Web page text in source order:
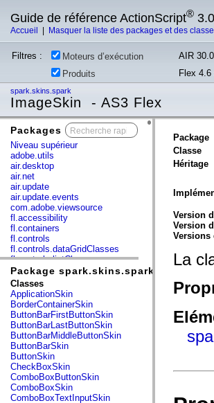
Guide de référence ActionScript®
Accueil Masquer la liste des packages et des
Filtres : Moteurs d’exécution
AIR
Produits
Flex
spark.skins.spark
ImageSkin - AS3 Flex
Packages
Niveau supérieur
adobe.utils
air.desktop
air.net
air.update
air.update.events
com.adobe.viewsource
fl.accessibility
fl.containers
fl.controls
fl.controls.dataGridClasses
fl.controls.listClasses
fl.controls.progressBarClasses
fl.core
fl.data
fl.display
fl.events
fl.ik
fl.lang
fl.livepreview
fl.managers
fl.motion
fl.motion.easing
fl.rsl
fl.text
Package spark.skins.spark
Classes
ApplicationSkin
BorderContainerSkin
ButtonBarFirstButtonSkin
ButtonBarLastButtonSkin
ButtonBarMiddleButtonSkin
ButtonBarSkin
ButtonSkin
CheckBoxSkin
ComboBoxButtonSkin
ComboBoxSkin
ComboBoxTextInputSkin
Package
Classe
Héritage
Version
Version
Versions
La